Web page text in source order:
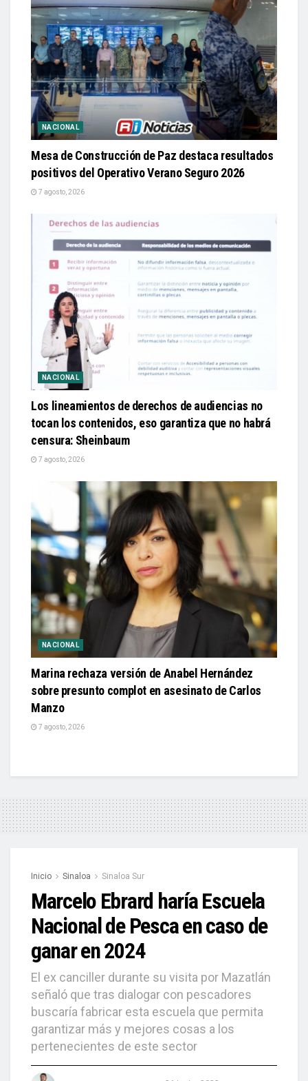
NACIONAL
Mesa de Construcción de Paz destaca resultados
positivos del Operativo Verano Seguro 2026
7 agosto, 2026
NACIONAL
Los lineamientos de derechos de audiencias no
tocan los contenidos, eso garantiza que no habrá
censura: Sheinbaum
7 agosto, 2026
NACIONAL
Marina rechaza versión de Anabel Hernández
sobre presunto complot en asesinato de Carlos
Manzo
7 agosto, 2026
Inicio Sinaloa Sinaloa Sur
Marcelo Ebrard haría Escuela
Nacional de Pesca en caso de
ganar en 2024
El ex canciller durante su visita por Mazatlán
señaló que tras dialogar con pescadores
buscaría fabricar esta escuela que permita
garantizar más y mejores cosas a los
pertenecientes de este sector